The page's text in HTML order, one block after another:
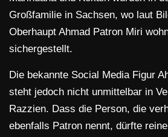
Großfamilie in Sachsen, wo laut
Oberhaupt Ahmad Patron Miri
sichergestellt.
Die bekannte Social Media Figur
steht jedoch nicht unmittelbar in
Razzien. Dass die Person, die
ebenfalls Patron nennt, dürfte